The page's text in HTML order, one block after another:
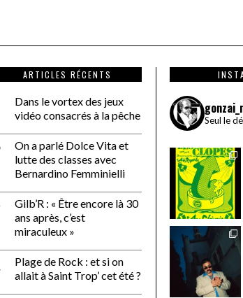
ARTICLES RÉCENTS
Dans le vortex des jeux
vidéo consacrés à la pêche
On a parlé Dolce Vita et
lutte des classes avec
Bernardino Femminielli
Gilb’R : « Être encore là 30
ans après, c’est
miraculeux »
Plage de Rock : et si on
allait à Saint Trop’ cet été ?
Seul le